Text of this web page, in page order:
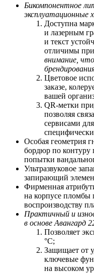
Бикомпонентное
эксплуатационные
Доступна
и лазерным
и текст
отличимы
внимание,
Цветовое
заказе,
вашей
QR-метки
позволяя
сервисами
Особая геометрия
бордюр по контуру
попытки
Ультразвуковое
запирающий
Фирменная
на корпусе пломбы
воспроизводству
Практичный и
в основе Авангард
Позволяет э
°С;
Защищает от
ключевые
на высоком